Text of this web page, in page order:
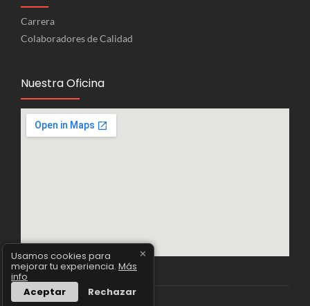
✕
Usamos cookies para
mejorar tu experiencia. Más
info
Aceptar
Rechazar
Carrera
Colaboradores de Calidad
Nuestra Oficina